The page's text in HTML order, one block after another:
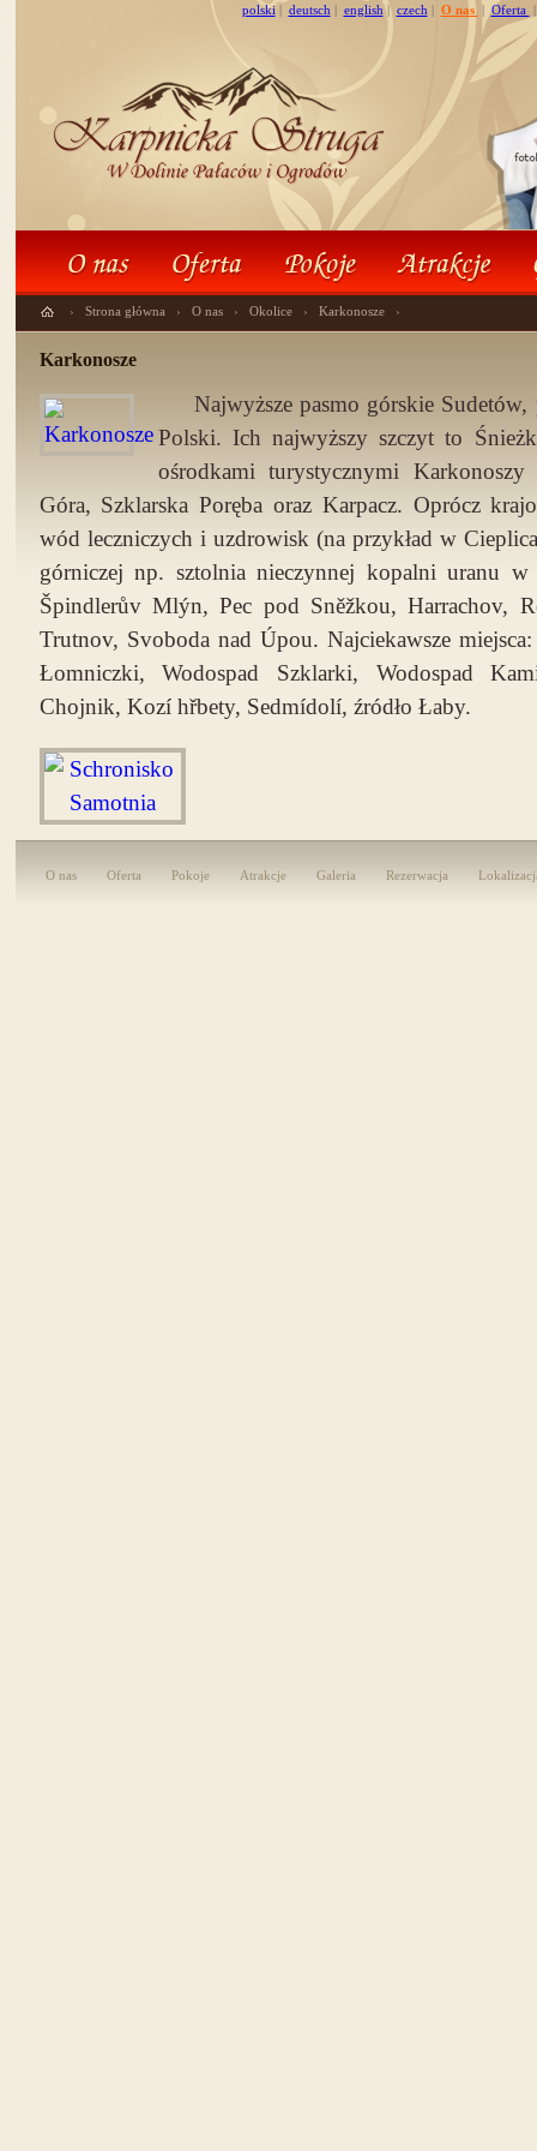
polski| deutsch | english| czech | O nas | Oferta
› Strona główna › O nas › Okolice › Karkonosze ›
Karkonosze
Najwyższe pasmo górskie
Polski. Ich najwyższy szczyt to
ośrodkami turystycznymi
Góra, Szklarska Poręba oraz Karpacz. Oprócz
wód leczniczych i uzdrowisk (na przykład w
górniczej np. sztolnia nieczynnej kopalni uranu w
Špindlerův Mlýn, Pec pod Sněžkou, Harrachov,
Trutnov, Svoboda nad Úpou. Najciekawsze
Łomniczki, Wodospad Szklarki, Wodospad
Chojnik, Kozí hřbety, Sedmídolí, źródło Łaby.
O nas Oferta Pokoje Atrakcje Galeria Rezerwacja